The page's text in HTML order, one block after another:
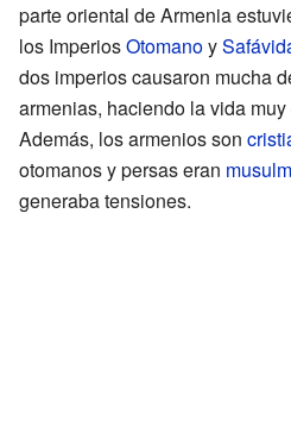
parte oriental de Armenia
los ImperiosOtomanoy
dos imperios causaron mucha
armenias, haciendo la vida
Además, los armenios son
otomanos y persas eran
generaba tensiones.